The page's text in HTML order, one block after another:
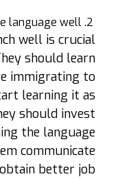
language well:
well is crucial
should learn
immigrating to
learning it as
should invest
the language
communicate
better job